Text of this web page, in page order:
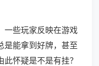
一些玩家反映在游戏
是能拿到好牌，甚至
怀疑是不是有挂？